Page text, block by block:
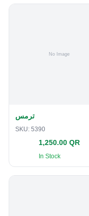
ترمس
SKU: 5390
1,250.00 QR
In Stock